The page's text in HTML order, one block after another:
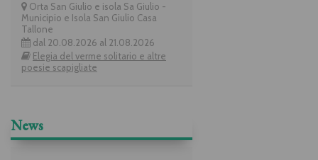
Orta San Giulio e isola Sa Giulio -
Municipio e Isola San Giulio Casa
Tallone
dal 20.08.2026 al 21.08.2026
Elegia del verme solitario e altre
poesie scapigliate
News